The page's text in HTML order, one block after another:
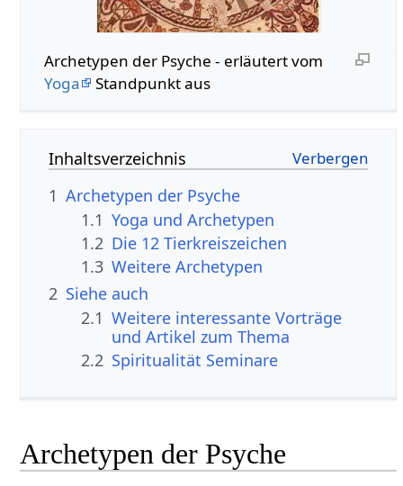
Archetypen der Psyche - erläutert vom
Yoga
Standpunkt aus
Inhaltsverzeichnis
1 Archetypen der Psyche
1.1 Yoga und Archetypen
1.2 Die 12 Tierkreiszeichen
1.3 Weitere Archetypen
2 Siehe auch
2.1 Weitere interessante Vorträge
und Artikel zum Thema
2.2 Spiritualität Seminare
Archetypen der Psyche